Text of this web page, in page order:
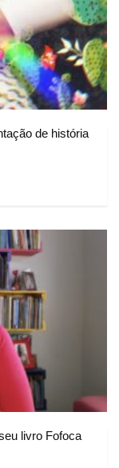
de história
livro Fofoca